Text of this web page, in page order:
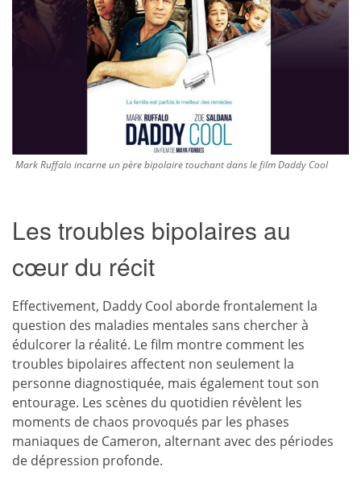
Mark Ruffalo incarne un père bipolaire touchant dans le film Daddy Cool
Les troubles bipolaires au
cœur du récit
Effectivement, Daddy Cool aborde frontalement la
question des maladies mentales sans chercher à
édulcorer la réalité. Le film montre comment les
troubles bipolaires affectent non seulement la
personne diagnostiquée, mais également tout son
entourage. Les scènes du quotidien révèlent les
moments de chaos provoqués par les phases
maniaques de Cameron, alternant avec des périodes
de dépression profonde.